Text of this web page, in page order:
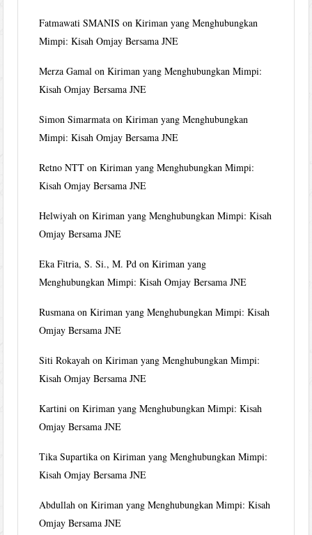
Fatmawati SMANIS onKiriman yang Menghubungkan
Mimpi: Kisah Omjay Bersama JNE
Merza Gamal onKiriman yang Menghubungkan Mimpi:
Kisah Omjay Bersama JNE
Simon Simarmata onKiriman yang Menghubungkan
Mimpi: Kisah Omjay Bersama JNE
Retno NTT onKiriman yang Menghubungkan Mimpi:
Kisah Omjay Bersama JNE
Helwiyah onKiriman yang Menghubungkan Mimpi: Kisah
Omjay Bersama JNE
Eka Fitria, S. Si., M. Pd onKiriman yang
Menghubungkan Mimpi: Kisah Omjay Bersama JNE
Rusmana onKiriman yang Menghubungkan Mimpi: Kisah
Omjay Bersama JNE
Siti Rokayah onKiriman yang Menghubungkan Mimpi:
Kisah Omjay Bersama JNE
Kartini onKiriman yang Menghubungkan Mimpi: Kisah
Omjay Bersama JNE
Tika Supartika onKiriman yang Menghubungkan Mimpi:
Kisah Omjay Bersama JNE
Abdullah onKiriman yang Menghubungkan Mimpi: Kisah
Omjay Bersama JNE